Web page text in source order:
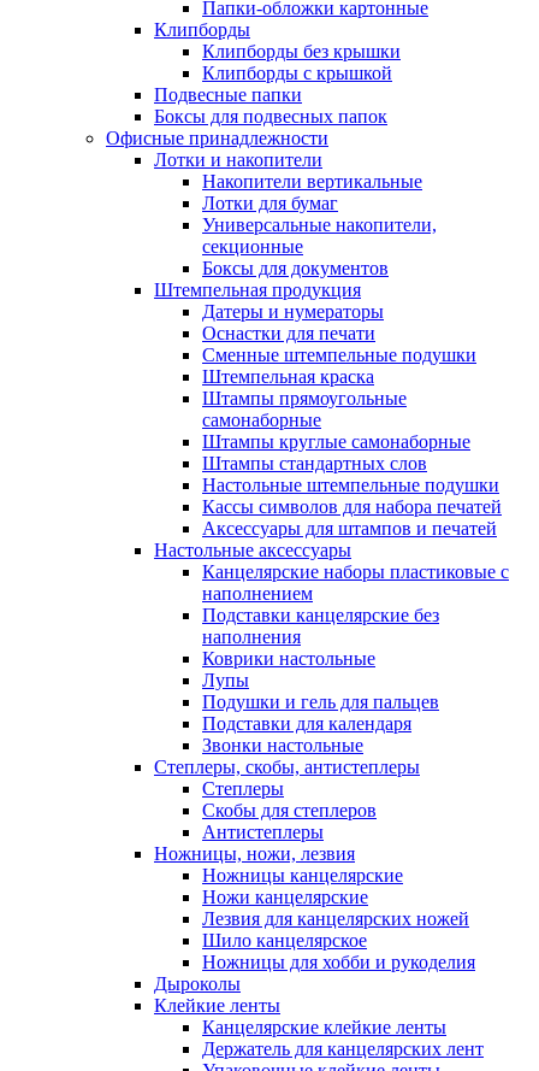
Папки-обложки картонные
Клипборды
Клипборды без крышки
Клипборды с крышкой
Подвесные папки
Боксы для подвесных папок
Офисные принадлежности
Лотки и накопители
Накопители вертикальные
Лотки для бумаг
Универсальные накопители,
секционные
Боксы для документов
Штемпельная продукция
Датеры и нумераторы
Оснастки для печати
Сменные штемпельные подушки
Штемпельная краска
Штампы прямоугольные
самонаборные
Штампы круглые самонаборные
Штампы стандартных слов
Настольные штемпельные подушки
Кассы символов для набора печатей
Аксессуары для штампов и печатей
Настольные аксессуары
Канцелярские наборы пластиковые с
наполнением
Подставки канцелярские без
наполнения
Коврики настольные
Лупы
Подушки и гель для пальцев
Подставки для календаря
Звонки настольные
Степлеры, скобы, антистеплеры
Степлеры
Скобы для степлеров
Антистеплеры
Ножницы, ножи, лезвия
Ножницы канцелярские
Ножи канцелярские
Лезвия для канцелярских ножей
Шило канцелярское
Ножницы для хобби и рукоделия
Дыроколы
Клейкие ленты
Канцелярские клейкие ленты
Держатель для канцелярских лент